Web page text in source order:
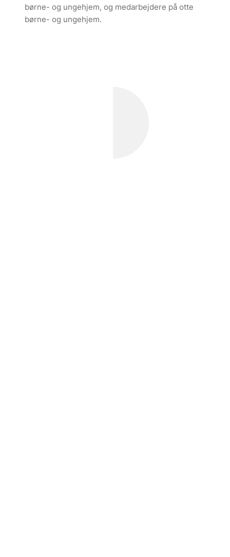
børne- og ungehjem, og medarbejdere på otte
børne- og ungehjem.